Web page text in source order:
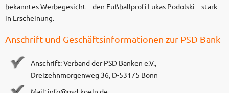
bekanntes Werbegesicht – den Fußballprofi Lukas Podolski – stark
in Erscheinung.
Anschrift und Geschäftsinformationen zur PSD Bank
Anschrift: Verband der PSD Banken e.V.,
Dreizehnmorgenweg 36, D-53175 Bonn